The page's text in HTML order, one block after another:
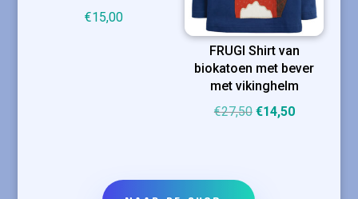
€15,00
FRUGI Shirt van
biokatoen met bever
met vikinghelm
€27,50 Oorspronkelijke
€14,50Huidige